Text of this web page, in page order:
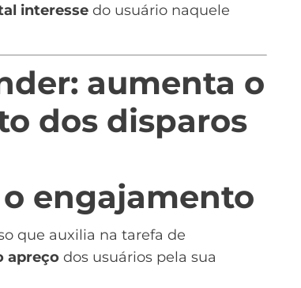
interesse do usuário naquele
engajamento
que auxilia na tarefa de
apreço dos usuários pela sua